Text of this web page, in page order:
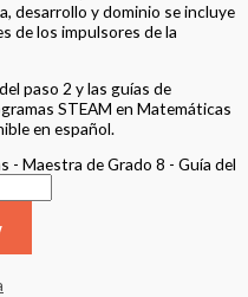
desarrollo y dominio se incluye
de los impulsores de la
paso 2 y las guías de
STEAM en Matemáticas
en español.
- Maestra de Grado 8 - Guía del